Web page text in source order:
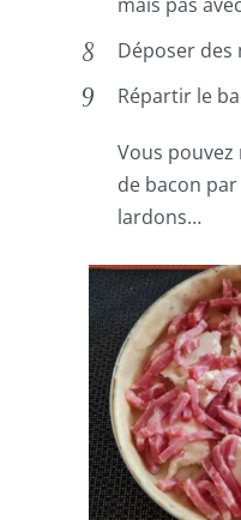
Déposer des
Répartir le
Vous
de bacon
lardons…